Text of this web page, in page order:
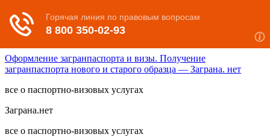
Оформление загранпаспорта и визы. Получение
загранпаспорта нового и старого образца — Заграна. нет
все о паспортно-визовых услугах
Заграна.нет
все о паспортно-визовых услугах